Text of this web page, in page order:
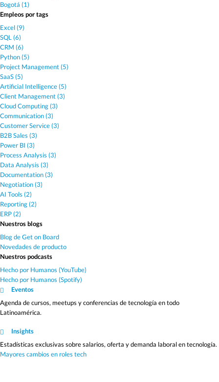
Bogotá (1)
Empleos por tags
Excel (9)
SQL (6)
CRM (6)
Python (5)
Project Management (5)
SaaS (5)
Artificial Intelligence (5)
Client Management (3)
Cloud Computing (3)
Communication (3)
Customer Service (3)
B2B Sales (3)
Power BI (3)
Process Analysis (3)
Data Analysis (3)
Documentation (3)
Negotiation (3)
AI Tools (2)
Reporting (2)
ERP (2)
Nuestros blogs
Blog de Get on Board
Novedades de producto
Nuestros podcasts
Hecho por Humanos (YouTube)
Hecho por Humanos (Spotify)
Eventos
Agenda de cursos, meetups y conferencias de tecnología en todo
Latinoamérica.
Insights
Estadísticas exclusivas sobre salarios, oferta y demanda laboral en tecnología.
Mayores cambios en roles tech